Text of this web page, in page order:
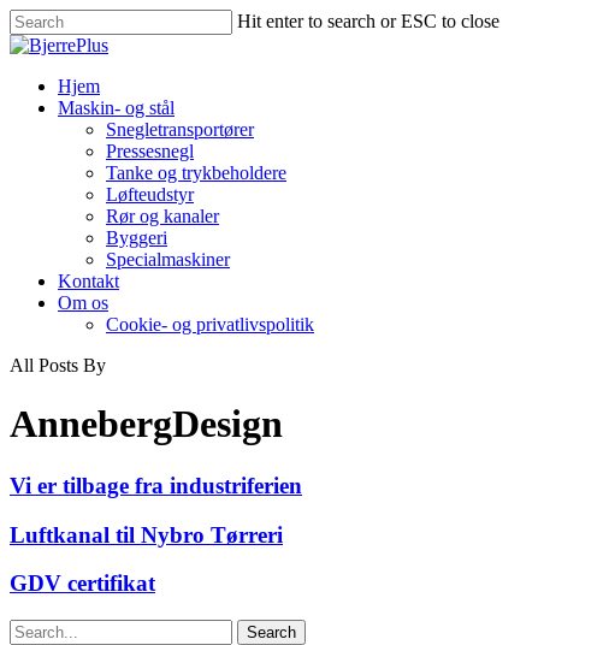
Hit enter to search or ESC to close
Hjem
Maskin- og stål
Snegletransportører
Pressesnegl
Tanke og trykbeholdere
Løfteudstyr
Rør og kanaler
Byggeri
Specialmaskiner
Kontakt
Om os
Cookie- og privatlivspolitik
All Posts By
AnnebergDesign
Vi er tilbage fra industriferien
Luftkanal til Nybro Tørreri
GDV certifikat
Search